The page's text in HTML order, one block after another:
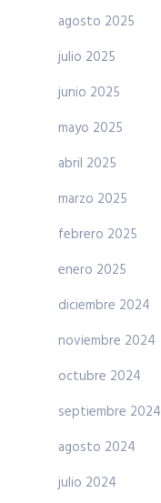
agosto 2025
julio 2025
junio 2025
mayo 2025
abril 2025
marzo 2025
febrero 2025
enero 2025
diciembre 2024
noviembre 2024
octubre 2024
septiembre 2024
agosto 2024
julio 2024